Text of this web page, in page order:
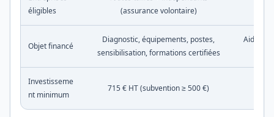
éligibles
(assurance volontaire)
Objet financé
Diagnostic, équipements, postes,
sensibilisation, formations certifiées
Aide
Investisseme
nt minimum
715 € HT (subvention ≥ 500 €)